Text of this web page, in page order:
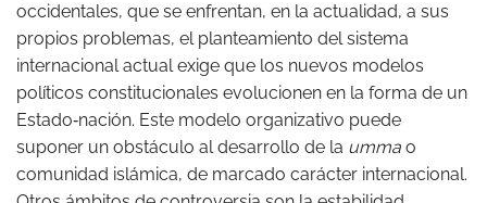
occidentales, que se enfrentan, en la actualidad, a sus
propios problemas, el planteamiento del sistema
internacional actual exige que los nuevos modelos
políticos constitucionales evolucionen en la forma de un
Estado‑nación. Este modelo organizativo puede
suponer un obstáculo al desarrollo de la umma o
comunidad islámica, de marcado carácter internacional.